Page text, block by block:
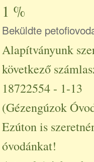
1 %
Beküldte
Alapítványunk
következő
18722554 - 1-13
(Gézengúzok
Ezúton is
óvodánkat!